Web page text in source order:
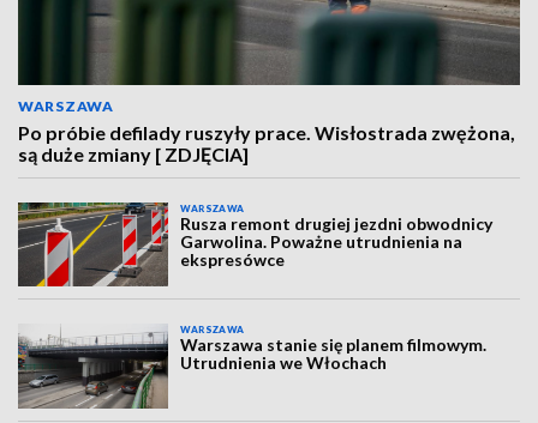
WARSZAWA
Po próbie defilady ruszyły prace. Wisłostrada zwężona,
są duże zmiany [ ZDJĘCIA]
WARSZAWA
Rusza remont drugiej jezdni obwodnicy
Garwolina. Poważne utrudnienia na
ekspresówce
WARSZAWA
Warszawa stanie się planem filmowym.
Utrudnienia we Włochach